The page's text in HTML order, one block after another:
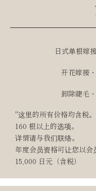
日式单根嫁
开花嫁接
卸除睫毛
"这里的所有价格均含税。
160 根以上的选项。
详情请与我们联络。
年度会员资格可让您以
15,000 日元（含税）